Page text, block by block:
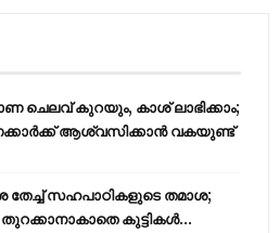
ചെലവ് കുറയും, കാശ് ലാഭിക്കാം;
ആശ്വസിക്കാൻ വകയുണ്ട്
തേച്ച് സഹപാഠികളുടെ തമാശ;
കുട്ടികൾ...